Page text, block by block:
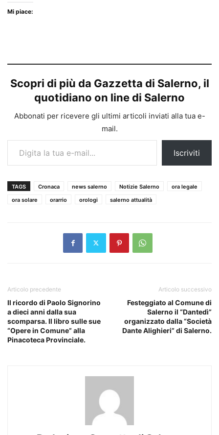
Mi piace:
Scopri di più da Gazzetta di Salerno, il
quotidiano on line di Salerno
Abbonati per ricevere gli ultimi articoli inviati alla tua e-
mail.
Digita la tua e-mail...
Iscriviti
TAGS Cronaca news salerno Notizie Salerno
ora legale
ora solare
orarrio orologi salerno attualità
Articolo precedente
Il ricordo di Paolo Signorino
a dieci anni dalla sua
scomparsa. Il libro sulle sue
“Opere in Comune” alla
Pinacoteca Provinciale.
Articolo successivo
Festeggiato al Comune di
Salerno il “Dantedì”
organizzato dalla “Società
Dante Alighieri” di Salerno.